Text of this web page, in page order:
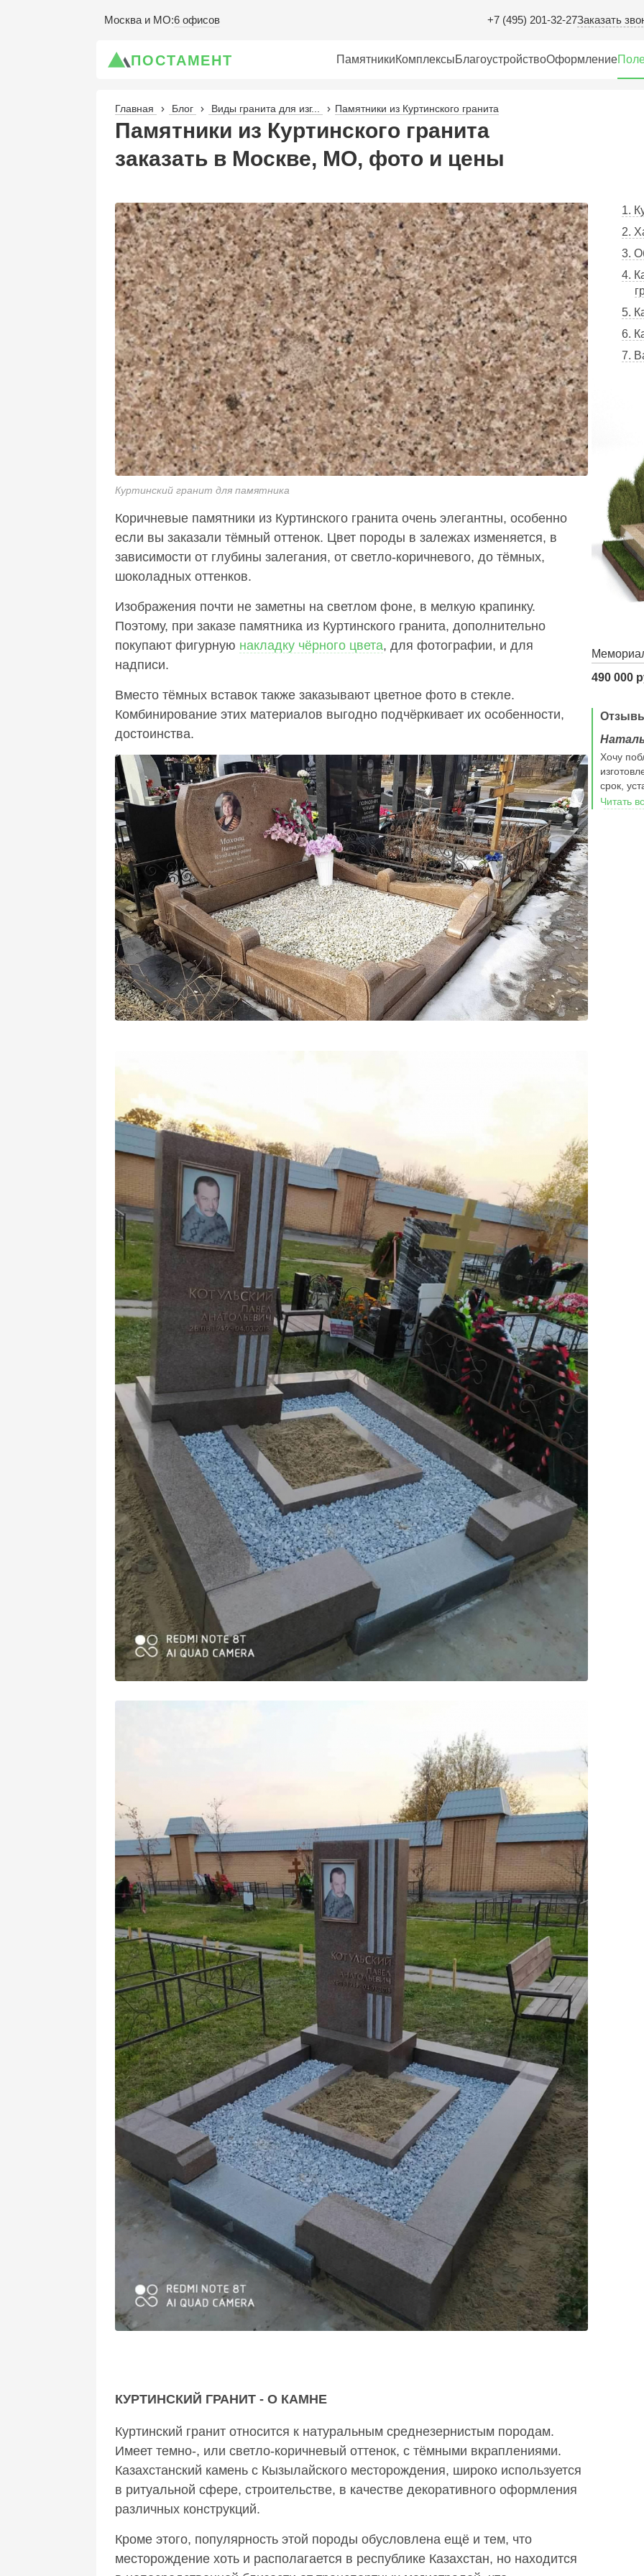
Москва и МО:6 офисов +7 (495) 201-32-27Заказать
ПОСТАМЕНТ ПамятникиКомплексыБлагоустройствоОформление
Главная Блог Виды гранита для изг... Памятники из Куртинского гранита
Памятники из Куртинского гранита
заказать в Москве, МО, фото и цены
Куртинский гранит для памятника
Коричневые памятники из Куртинского гранита очень элегантны, особенно
если вы заказали тёмный оттенок. Цвет породы в залежах изменяется, в
зависимости от глубины залегания, от светло-коричневого, до тёмных,
шоколадных оттенков.
Изображения почти не заметны на светлом фоне, в мелкую крапинку.
Поэтому, при заказе памятника из Куртинского гранита, дополнительно
покупают фигурную накладку чёрного цвета, для фотографии, и для
надписи.
Вместо тёмных вставок также заказывают цветное фото в стекле.
Комбинирование этих материалов выгодно подчёркивает их особенности,
достоинства.
КУРТИНСКИЙ ГРАНИТ - О КАМНЕ
Куртинский гранит относится к натуральным среднезернистым породам.
Имеет темно-, или светло-коричневый оттенок, с тёмными вкраплениями.
Казахстанский камень с Кызылайского месторождения, широко используется
в ритуальной сфере, строительстве, в качестве декоративного оформления
различных конструкций.
Кроме этого, популярность этой породы обусловлена ещё и тем, что
месторождение хоть и располагается в республике Казахстан, но находится
1.
2.
3.
4.
5.
6.
7.
490 000
30 августа 2025 г.в деревне Полтево ваша фирма
произвела работы по установке ограды и укладке
плитки с бордюром. Работу выполнили Ткачик
Владимир Николанвич и Завьялов Сергей. Во время
работы мастера проявили профессионализм,
смекалку, творческий подход, дали полезные
советы.работу выполнили в срок без задержек.
Показали себя как любящие свою работу и людей
для которых выполнили заказ. Выражаем им
благодарность и просим руководство отметить
грамотную работу своих мастеров. Будем
рекомендовать вашу фирму.
Читать все отзывы
Хочу
срок,
Читать